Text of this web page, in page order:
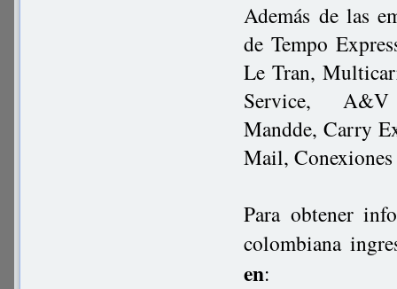
Además de las
de Tempo
Le Tran,
Service,
A&V
Mandde, Carry
Mail,
Para obtener
colombiana
en: